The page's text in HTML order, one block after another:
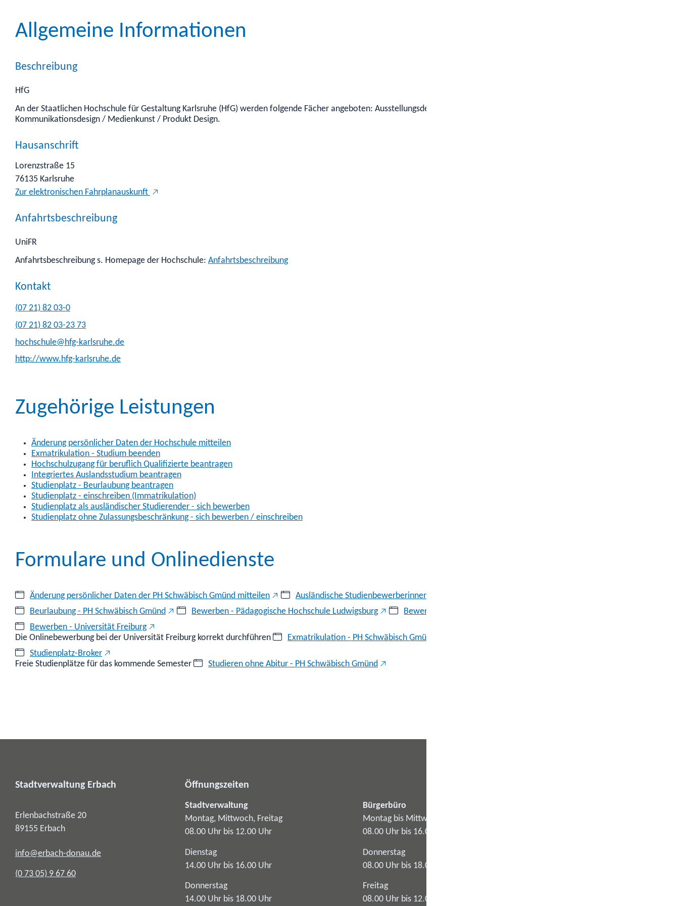
Allgemeine Informationen
Beschreibung
HfG
An der Staatlichen Hochschule für Gestaltung Karlsruhe (HfG) werden folgende Fächer angeboten: Ausstellungsdesign und Szenografie / Kunstwissenschaft und Medientheorie /
Kommunikationsdesign / Medienkunst / Produkt Design.
Hausanschrift
Lorenzstraße 15
76135 Karlsruhe
Zur elektronischen Fahrplanauskunft
Anfahrtsbeschreibung
UniFR
Anfahrtsbeschreibung s. Homepage der Hochschule: Anfahrtsbeschreibung
Kontakt
(07 21) 82 03-0
(07 21) 82 03-23 73
hochschule@hfg-karlsruhe.de
http://www.hfg-karlsruhe.de
Zugehörige Leistungen
Änderung persönlicher Daten der Hochschule mitteilen
Exmatrikulation - Studium beenden
Hochschulzugang für beruflich Qualifizierte beantragen
Integriertes Auslandsstudium beantragen
Studienplatz - Beurlaubung beantragen
Studienplatz - einschreiben (Immatrikulation)
Studienplatz als ausländischer Studierender - sich bewerben
Studienplatz ohne Zulassungsbeschränkung - sich bewerben / einschreiben
Formulare und Onlinedienste
Änderung persönlicher Daten der PH Schwäbisch Gmünd mitteilen
Ausländische Studienbewerberinnen und Bewerber - PH Schwäbisch Gmünd
Beurlaubung - PH Schwäbisch Gmünd
Bewerben - Pädagogische Hochschule Ludwigsburg
Bewerben - PH Schwäbisch Gmünd
Bewerben - Universität Freiburg
Die Onlinebewerbung bei der Universität Freiburg korrekt durchführen
Exmatrikulation - PH Schwäbisch Gmünd
Studienplatz-Broker
Freie Studienplätze für das kommende Semester
Studieren ohne Abitur - PH Schwäbisch Gmünd
Stadtverwaltung Erbach
Erlenbachstraße 20
89155 Erbach
info@erbach-donau.de
(0 73 05) 9 67 60
Öffnungszeiten
Stadtverwaltung
Montag, Mittwoch, Freitag
08.00 Uhr bis 12.00 Uhr
Dienstag
14.00 Uhr bis 16.00 Uhr
Donnerstag
14.00 Uhr bis 18.00 Uhr
Bürgerbüro
Montag bis Mittwoch
08.00 Uhr bis 16.00 Uhr
Donnerstag
08.00 Uhr bis 18.00 Uhr
Freitag
08.00 Uhr bis 12.00 Uhr